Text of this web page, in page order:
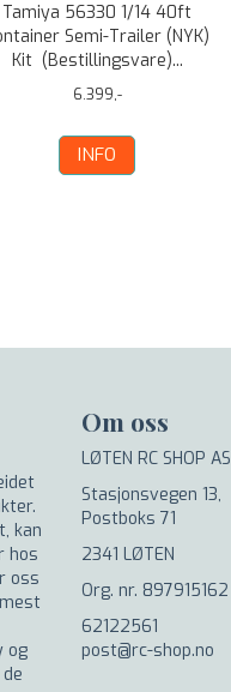
Tamiya 56330 1/14 40ft
Semi-Trailer (NYK)
Kit (Bestillingsvare)...
6.399,-
INFO
kan
hos
oss
og
Om oss
LØTEN RC SHOP AS
Stasjonsvegen 13,
Postboks 71
2341 LØTEN
Org. nr. 897915162
62122561
post@rc-shop.no